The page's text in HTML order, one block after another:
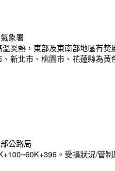
象署
炎熱，東部及東南部地區有
新北市、桃園市、花蓮縣為
公路局
。受損狀況/管